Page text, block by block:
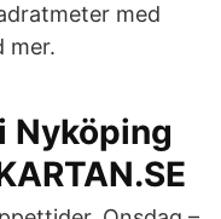
med
mer.
Nyköping